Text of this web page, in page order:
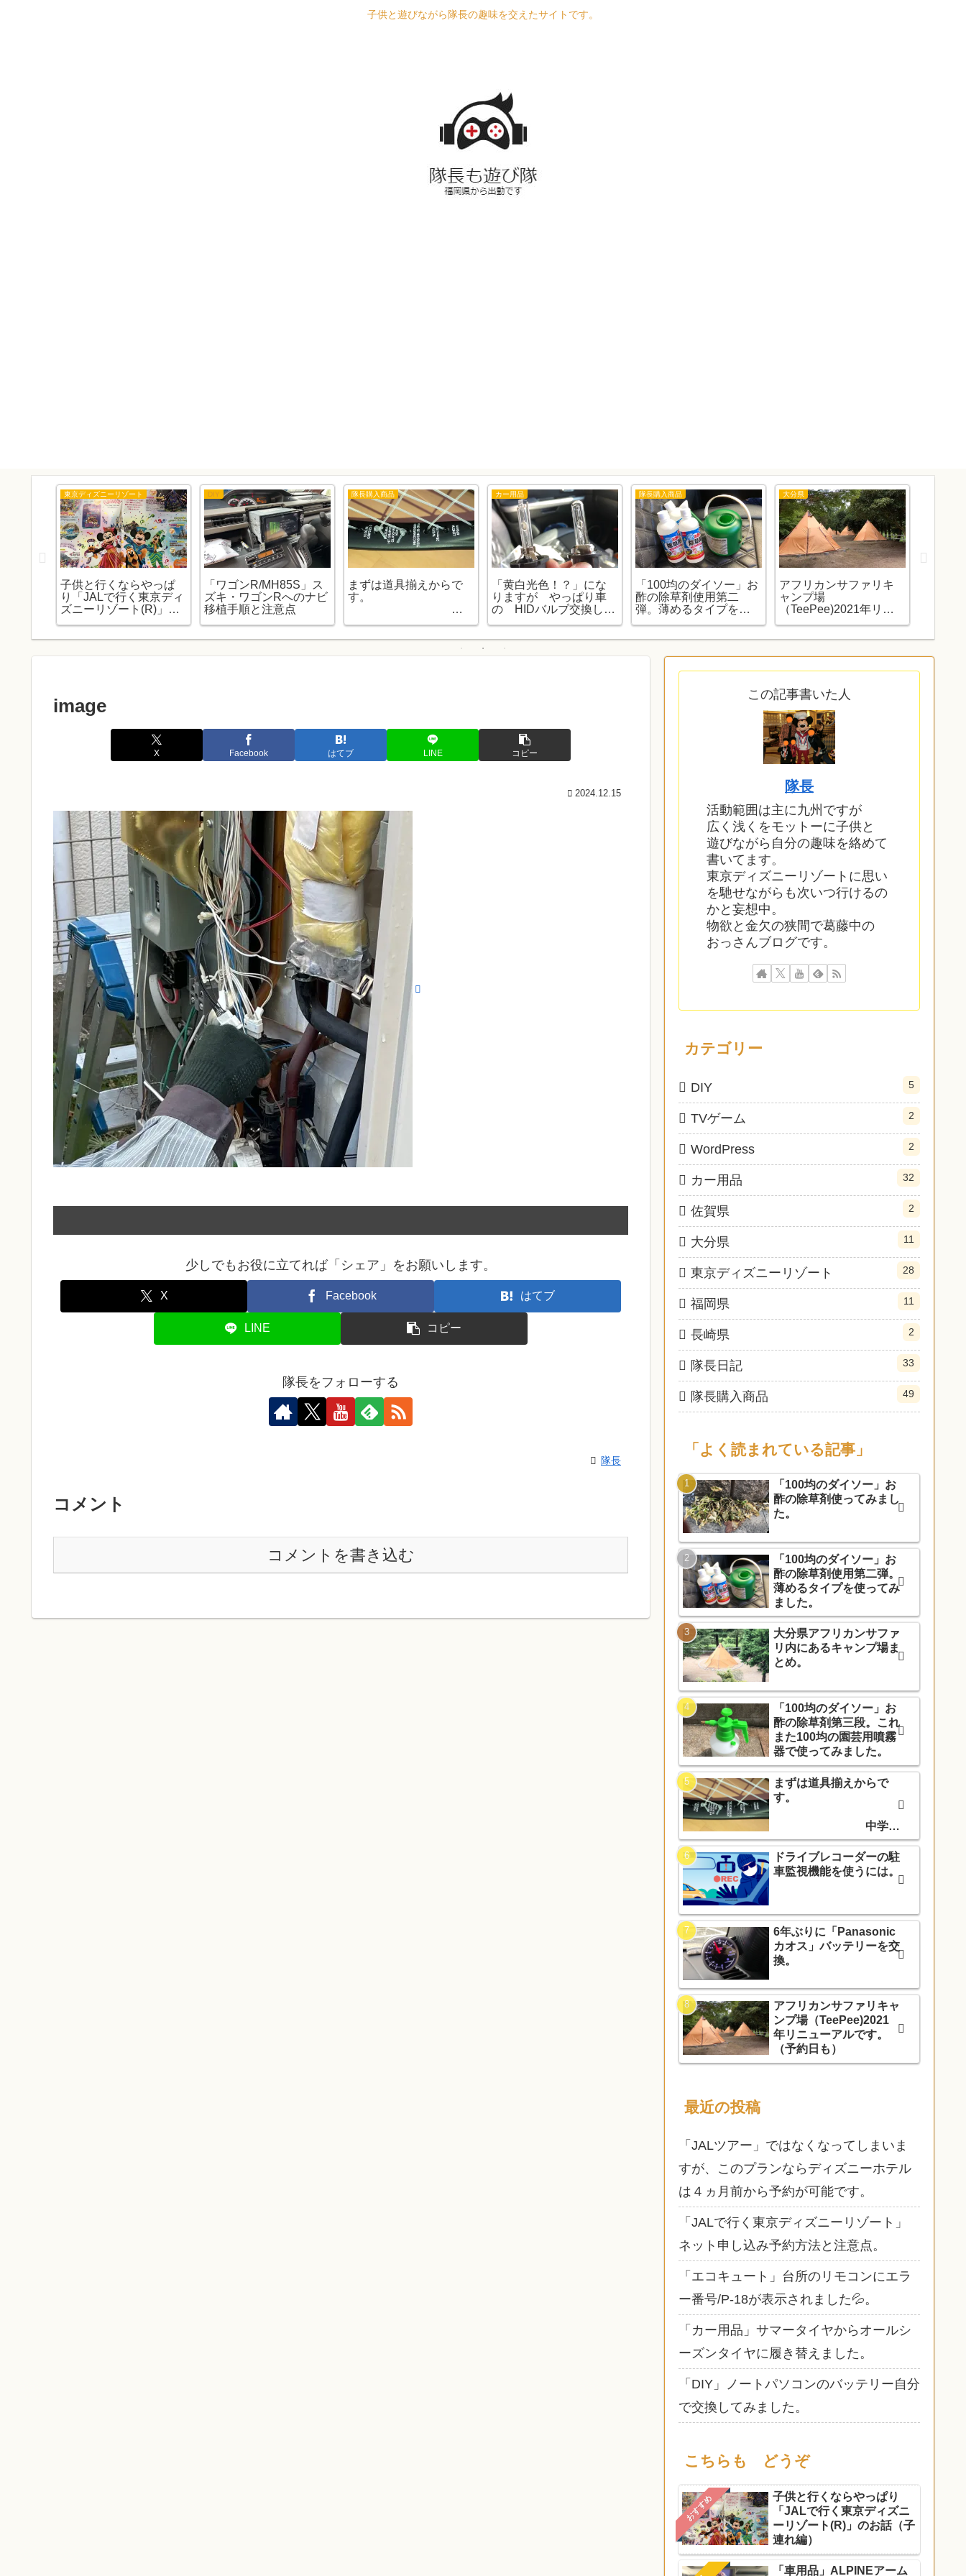
子供と遊びながら隊長の趣味を交えたサイトです。
東京ディズニーリゾート
子供と行くならやっぱ
り「JALで行く東京ディ
ズニーリゾート(R)」の
DIY
「ワゴンR/MH85S」ス
ズキ・ワゴンRへのナビ
移植手順と注意点
隊長購入商品
まずは道具揃えからで
す。
た。
カー用品
「黄白光色！？」にな
りますが やっぱり車
の HIDバルブ交換しま
隊長購入商品
「100均のダイソー」お
酢の除草剤使用第二
弾。薄めるタイプを使
大分県
アフリカンサファリキ
ャンプ場
（TeePee)2021年リニ
image
X Facebook はてブ LINE コピー
2024.12.15
少しでもお役に立てれば「シェア」をお願いします。
X Facebook はてブ
LINE コピー
隊長をフォローする
隊長
コメント
コメントを書き込む
この記事書いた人
隊長
活動範囲は主に九州ですが
広く浅くをモットーに子供と
遊びながら自分の趣味を絡めて
書いてます。
東京ディズニーリゾートに思い
を馳せながらも次いつ行けるの
かと妄想中。
物欲と金欠の狭間で葛藤中の
おっさんブログです。
カテゴリー
DIY 5
TVゲーム 2
WordPress 2
カー用品 32
佐賀県 2
大分県 11
東京ディズニーリゾート 28
福岡県 11
長崎県 2
隊長日記 33
隊長購入商品 49
「よく読まれている記事」
「100均のダイソー」お
酢の除草剤使ってみまし
た。
「100均のダイソー」お
酢の除草剤使用第二弾。
薄めるタイプを使ってみ
ました。
大分県アフリカンサファ
リ内にあるキャンプ場ま
とめ。
「100均のダイソー」お
酢の除草剤第三段。これ
また100均の園芸用噴霧
器で使ってみました。
まずは道具揃えからで
す。
中学入
学でソフトテニス部に入
部しました。
ドライブレコーダーの駐
車監視機能を使うには。
6年ぶりに「Panasonic
カオス」バッテリーを交
換。
アフリカンサファリキャ
ンプ場（TeePee)2021
年リニューアルです。
（予約日も）
最近の投稿
「JALツアー」ではなくなってしまいま
すが、このプランならディズニーホテル
は４ヵ月前から予約が可能です。
「JALで行く東京ディズニーリゾート」
ネット申し込み予約方法と注意点。
「エコキュート」台所のリモコンにエラ
ー番号/P-18が表示されました💦。
「カー用品」サマータイヤからオールシ
ーズンタイヤに履き替えました。
「DIY」ノートパソコンのバッテリー自分
で交換してみました。
こちらも どうぞ
おすすめ
子供と行くならやっぱり
「JALで行く東京ディズニ
ーリゾート(R)」のお話（子
連れ編）
「車用品」ALPINEアーム